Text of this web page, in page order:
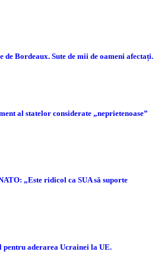
Bordeaux. Sute de mii de oameni afectați.
al statelor considerate „neprietenoase”
„Este ridicol ca SUA să suporte
aderarea Ucrainei la UE.